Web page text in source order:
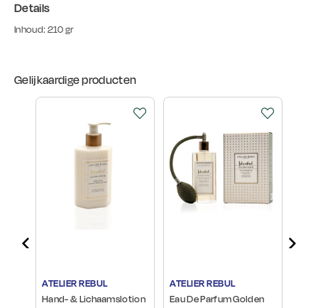
Details
Inhoud: 210 gr
Gelijkaardige producten
ATELIER REBUL
Hand- & Lichaamslotion
ATELIER REBUL
Eau De Parfum Golden